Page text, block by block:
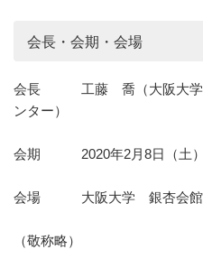
会長・会期・会場
会長 工藤 喬（大阪大学キ
ンター）
会期 2020年2月8日（土）
会場 大阪大学 銀杏会館（
（敬称略）